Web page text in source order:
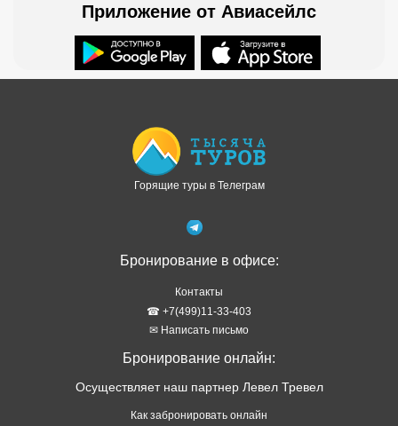
Приложение от Авиасейлс
Горящие туры в Телеграм
Бронирование в офисе:
Контакты
☎ +7(499)11-33-403
✉ Написать письмо
Бронирование онлайн:
Осуществляет наш партнер Левел Тревел
Как забронировать онлайн